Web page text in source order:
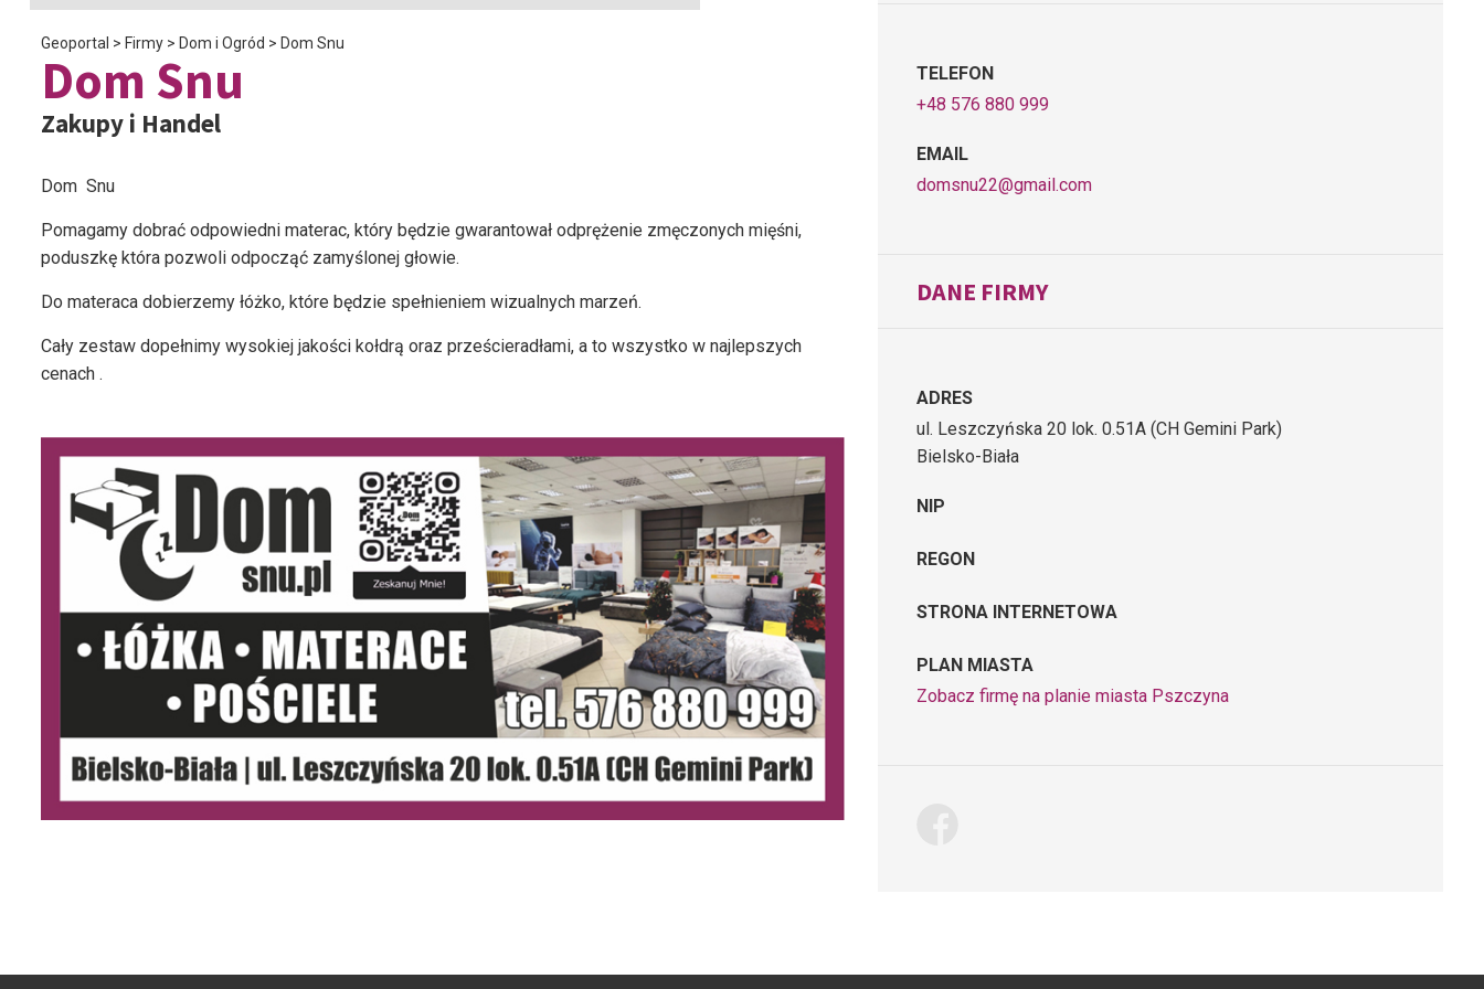
Geoportal > Firmy > Dom i Ogród > Dom Snu
Dom Snu
Zakupy i Handel
Dom Snu
Pomagamy dobrać odpowiedni materac, który będzie gwarantował odprężenie zmęczonych mięśni,
poduszkę która pozwoli odpocząć zamyślonej głowie.
Do materaca dobierzemy łóżko, które będzie spełnieniem wizualnych marzeń.
Cały zestaw dopełnimy wysokiej jakości kołdrą oraz prześcieradłami, a to wszystko w najlepszych
cenach .
TELEFON
+48 576 880 999
EMAIL
domsnu22@gmail.com
DANE FIRMY
ADRES
ul. Leszczyńska 20 lok. 0.51A (CH Gemini Park)
Bielsko-Biała
NIP
REGON
STRONA INTERNETOWA
PLAN MIASTA
Zobacz firmę na planie miasta Pszczyna